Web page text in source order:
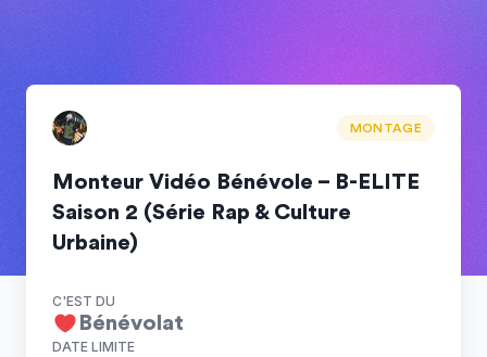
MONTAGE
Monteur Vidéo Bénévole – B-ELITE
Saison 2 (Série Rap & Culture
Urbaine)
C'EST DU
Bénévolat
DATE LIMITE